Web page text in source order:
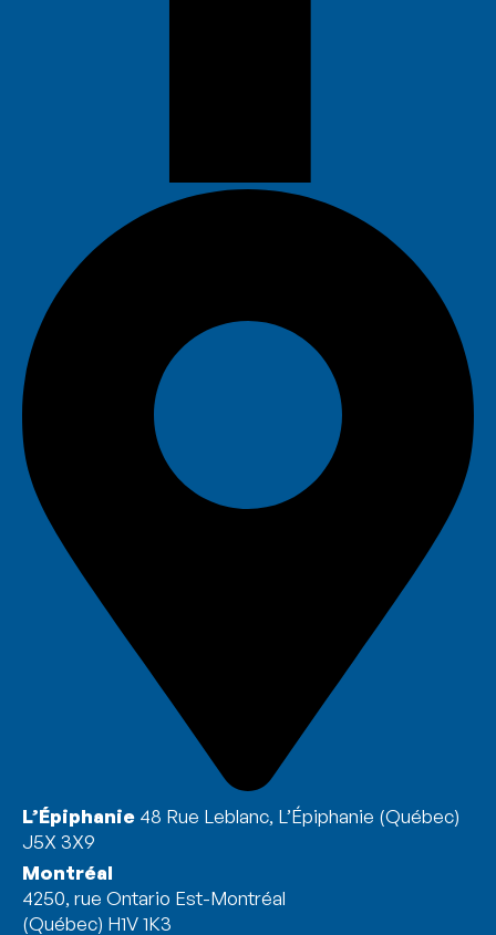
L’Épiphanie 48 Rue Leblanc, L’Épiphanie (Québec)
J5X 3X9
Montréal
4250, rue Ontario Est-Montréal
(Québec) H1V 1K3